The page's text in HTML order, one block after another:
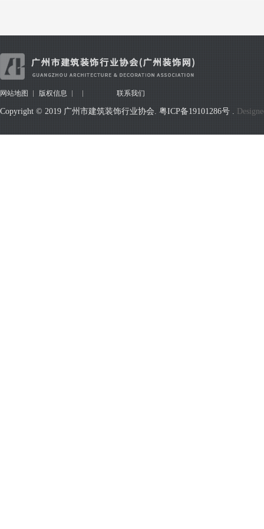
践行初心使命，促进变革发展 ——总承包集团举行“不忘初心，牢记使命”主题教育党课 我会副会长单位广东爱富兰建设有限公司2019年中总结会议在穗圆满闭幕 广州市房屋开发建设有限公司开展“不忘初心、牢记使命”主题征文演讲比赛
网站地图 版权信息 联系我们
Copyright © 2019 广州市建筑装饰行业协会. 粤ICP备19101286号